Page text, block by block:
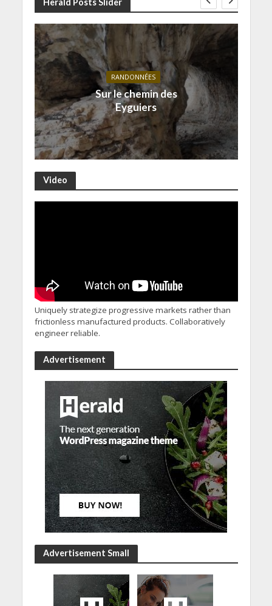
Herald Posts Slider
RANDONNÉES
Sur le chemin des
Eyguiers
Video
Uniquely strategize progressive markets rather than
frictionless manufactured products. Collaboratively
engineer reliable.
Advertisement
Advertisement Small